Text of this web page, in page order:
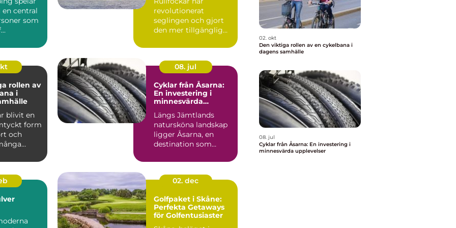
central
som
revolutionerat
seglingen och gjort
den mer tillgänglig
rollen av
i
blivit en
form
och
08. jul
Cyklar från Åsarna:
En investering i
minnesvärda
Längs Jämtlands
natursköna landskap
ligger Åsarna, en
destination som
02. dec
Golfpaket i Skåne:
Perfekta Getaways
för Golfentusiaster
02. okt
Den viktiga rollen av en cykelbana i
dagens samhälle
08. jul
Cyklar från Åsarna: En investering i
minnesvärda upplevelser